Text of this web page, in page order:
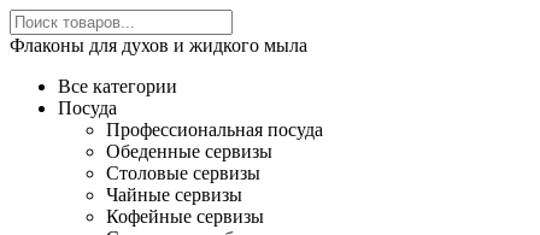
Флаконы для духов и жидкого мыла
Все категории
Посуда
Профессиональная посуда
Обеденные сервизы
Столовые сервизы
Чайные сервизы
Кофейные сервизы